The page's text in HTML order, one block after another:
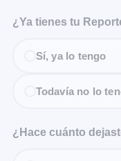
¿Ya tienes tu
Sí, ya lo tengo
Todavía no lo
¿Hace cuánto